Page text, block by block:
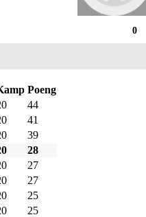
0
Poeng
44
41
39
28
27
27
25
25